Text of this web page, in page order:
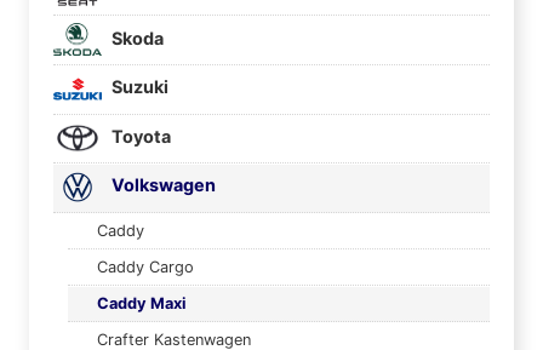
Skoda
Suzuki
Toyota
Volkswagen
Caddy
Caddy Cargo
Caddy Maxi
Crafter Kastenwagen